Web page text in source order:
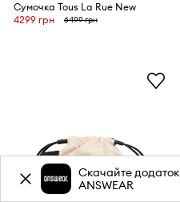
Сумочка Tous La Rue New
4299 грн
6499 грн
Скачайте додаток
ANSWEAR